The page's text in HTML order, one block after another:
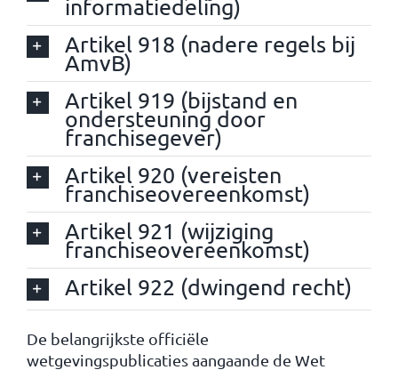
informatiedeling)
Artikel 918 (nadere regels bij
AmvB)
Artikel 919 (bijstand en
ondersteuning door
franchisegever)
Artikel 920 (vereisten
franchiseovereenkomst)
Artikel 921 (wijziging
franchiseovereenkomst)
Artikel 922 (dwingend recht)
De belangrijkste officiële
wetgevingspublicaties aangaande de Wet